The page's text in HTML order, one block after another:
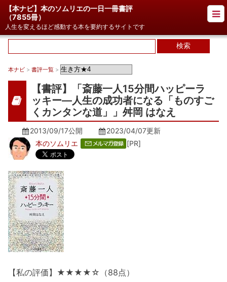
【本ナビ】本のソムリエの一日一冊書評
（7855冊）
人生を変えるほど感動する本を要約するサイトです
本ナビ > 書評一覧 >
【書評】「斎藤一人15分間ハッピーラ
ッキー―人生の成功者になる「ものすご
くカンタンな道」」舛岡 はなえ
2013/09/17公開 2023/04/07更新
本のソムリエ
[PR]
【私の評価】★★★★☆（88点）